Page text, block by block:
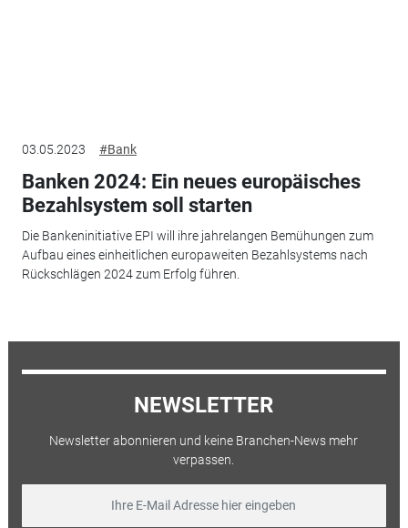
03.05.2023 #Bank
Banken 2024: Ein neues europäisches
Bezahlsystem soll starten
Die Bankeninitiative EPI will ihre jahrelangen Bemühungen zum
Aufbau eines einheitlichen europaweiten Bezahlsystems nach
Rückschlägen 2024 zum Erfolg führen.
NEWSLETTER
Newsletter abonnieren und keine Branchen-News mehr
verpassen.